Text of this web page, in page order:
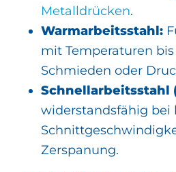
Metalldrücken.
Warmarbeitsstahl:
mit Temperaturen bis
Schmieden oder
Schnellarbeitsstahl
widerstandsfähig bei
Zerspanung.